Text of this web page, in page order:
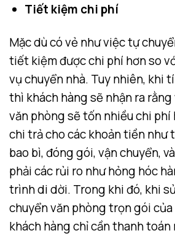
Tiết kiệm chi phí
Mặc dù có vẻ như việc tự
tiết kiệm được chi phí hơn so
vụ chuyển nhà. Tuy nhiên, khi
thì khách hàng sẽ nhận ra
văn phòng sẽ tốn nhiều chi phí
chi trả cho các khoản tiền như
bao bì, đóng gói, vận chuyển,
phải các rủi ro như hỏng hóc
trình di dời. Trong khi đó, khi
chuyển văn phòng trọn gói
khách hàng chỉ cần thanh